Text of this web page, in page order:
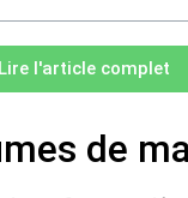
Lire l'article complet
de